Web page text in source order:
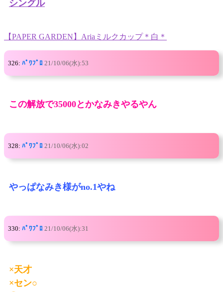
シングル
【PAPER GARDEN】Ariaミルクカップ＊白＊
326: ﾊﾟﾜﾌﾟﾛ 21/10/06(水):53
この解放で35000とかなみきやるやん
328: ﾊﾟﾜﾌﾟﾛ 21/10/06(水):02
やっぱなみき様がno.1やね
330: ﾊﾟﾜﾌﾟﾛ 21/10/06(水):31
×天才
×セン○